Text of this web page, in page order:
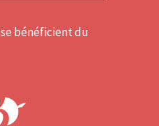
bénéficient du